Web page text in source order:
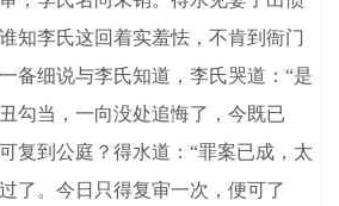
知李氏这回着实羞怯，不肯到衙门
备细说与李氏知道，李氏哭道：“是
勾当，一向没处追悔了，今既已
复到公庭？得水道：“罪案已成，太
了。今日只得复审一次，便可了